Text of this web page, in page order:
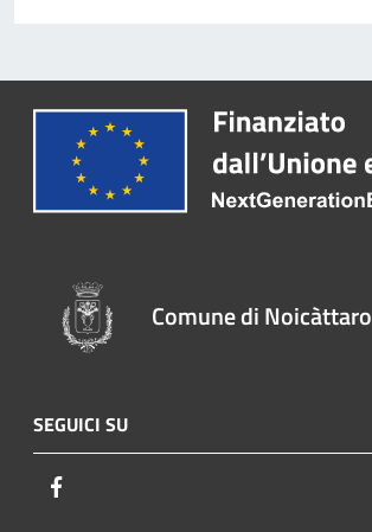
Comune di Noicàttaro
SEGUICI SU